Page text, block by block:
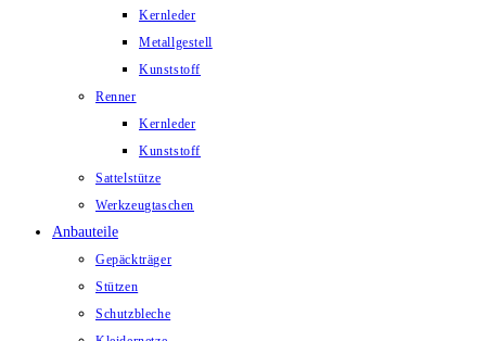
Kernleder
Metallgestell
Kunststoff
Renner
Kernleder
Kunststoff
Sattelstütze
Werkzeugtaschen
Anbauteile
Gepäckträger
Stützen
Schutzbleche